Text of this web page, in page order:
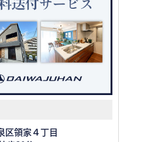
区領家４丁目